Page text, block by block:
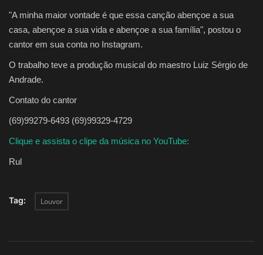
"A minha maior vontade é que essa canção abençoe a sua
casa, abençoe a sua vida e abençoe a sua família", postou o
cantor em sua conta no Instagram.
O trabalho teve a produção musical do maestro Luiz Sérgio de
Andrade.
Contato do cantor
(69)99279-6493 (69)99329-4729
Clique e assista o clipe da música no YouTube:
Rul
Tag: Louvor